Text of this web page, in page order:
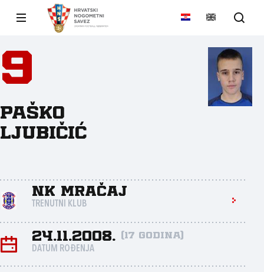
9
Paško
Ljubičić
NK Mračaj
TRENUTNI KLUB
24.11.2008. (17 godina)
DATUM ROĐENJA